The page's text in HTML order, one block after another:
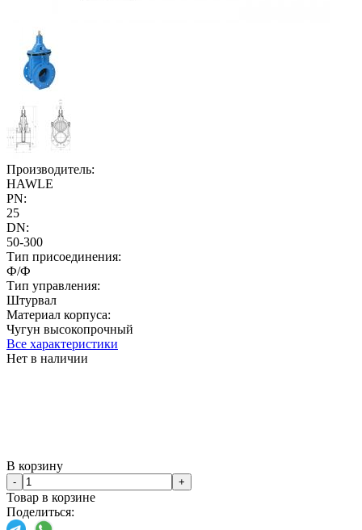
Производитель:
HAWLE
PN:
25
DN:
50-300
Тип присоединения:
Ф/Ф
Тип управления:
Штурвал
Материал корпуса:
Чугун высокопрочный
Все характеристики
Нет в наличии
В корзину
- +
Товар в корзине
Поделиться: